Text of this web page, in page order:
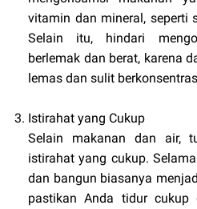
vitamin dan mineral, seperti
Selain itu, hindari
berlemak dan berat, karena
lemas dan sulit
Istirahat yang Cukup
Selain makanan dan air,
istirahat yang cukup.
dan bangun biasanya
pastikan Anda tidur